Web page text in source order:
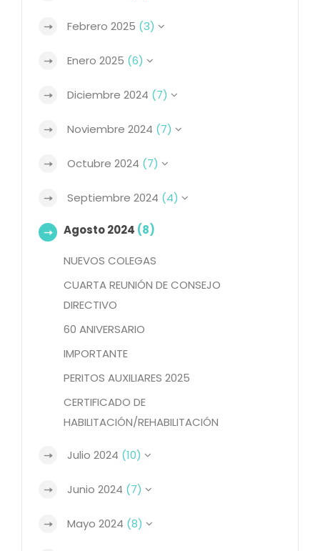
Febrero 2025 (3)
Enero 2025 (6)
Diciembre 2024 (7)
Noviembre 2024 (7)
Octubre 2024 (7)
Septiembre 2024 (4)
Agosto 2024 (8)
NUEVOS COLEGAS
CUARTA REUNIÓN DE CONSEJO
DIRECTIVO
60 ANIVERSARIO
IMPORTANTE
PERITOS AUXILIARES 2025
CERTIFICADO DE
HABILITACIÓN/REHABILITACIÓN
Julio 2024 (10)
Junio 2024 (7)
Mayo 2024 (8)